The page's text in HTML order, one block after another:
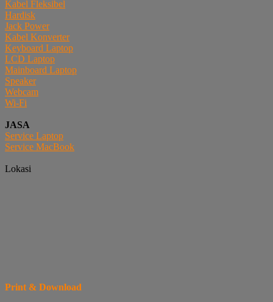
Kabel Fleksibel
Hardisk
Jack Power
Kabel Konverter
Keyboard Laptop
LCD Laptop
Mainboard Laptop
Speaker
Webcam
Wi-Fi
JASA
Service Laptop
Service MacBook
Lokasi
Print & Download